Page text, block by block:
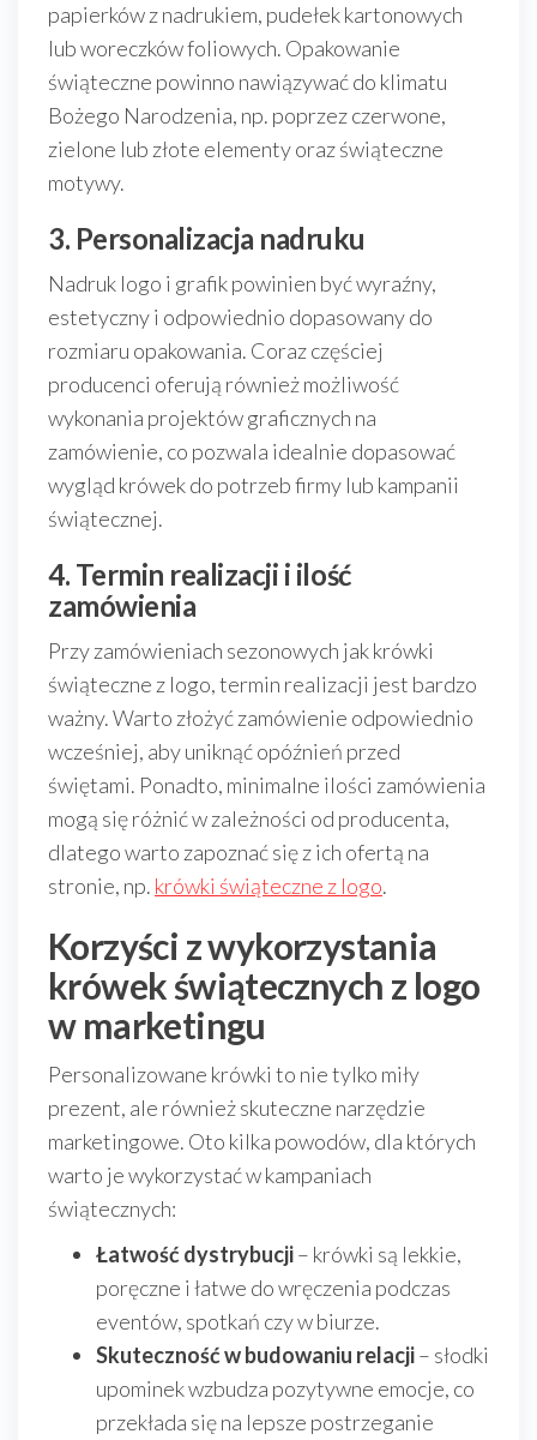
papierków z nadrukiem, pudełek kartonowych
lub woreczków foliowych. Opakowanie
świąteczne powinno nawiązywać do klimatu
Bożego Narodzenia, np. poprzez czerwone,
zielone lub złote elementy oraz świąteczne
motywy.
3. Personalizacja nadruku
Nadruk logo i grafik powinien być wyraźny,
estetyczny i odpowiednio dopasowany do
rozmiaru opakowania. Coraz częściej
producenci oferują również możliwość
wykonania projektów graficznych na
zamówienie, co pozwala idealnie dopasować
wygląd krówek do potrzeb firmy lub kampanii
świątecznej.
4. Termin realizacji i ilość
zamówienia
Przy zamówieniach sezonowych jak krówki
świąteczne z logo, termin realizacji jest bardzo
ważny. Warto złożyć zamówienie odpowiednio
wcześniej, aby uniknąć opóźnień przed
świętami. Ponadto, minimalne ilości zamówienia
mogą się różnić w zależności od producenta,
dlatego warto zapoznać się z ich ofertą na
stronie, np. krówki świąteczne z logo.
Korzyści z wykorzystania
krówek świątecznych z logo
w marketingu
Personalizowane krówki to nie tylko miły
prezent, ale również skuteczne narzędzie
marketingowe. Oto kilka powodów, dla których
warto je wykorzystać w kampaniach
świątecznych:
Łatwość dystrybucji– krówki są lekkie,
poręczne i łatwe do wręczenia podczas
eventów, spotkań czy w biurze.
Skuteczność w budowaniu relacji– słodki
upominek wzbudza pozytywne emocje, co
przekłada się na lepsze postrzeganie